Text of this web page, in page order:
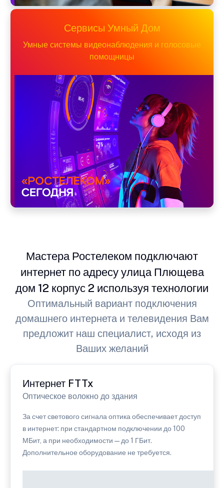
Сервисы Умный Дом
Умные системы видеонаблюдения и голосовые
помощницы
Мастера Ростелеком подключают
интернет по адресу улица Плющева
дом 12 корпус 2 используя технологии
Оптимальный вариант подключения
домашнего интернета и телевидения Вам
предложит наш специалист, исходя из
Ваших желаний
Интернет FTTx
Оптическое волокно до здания
За счет светового сигнала оптика обеспечивает доступ
в интернет: при стандартном подключении до 100
МБит, а при необходимости — до 1 ГБит.
Дополнительное оборудование не требуется.